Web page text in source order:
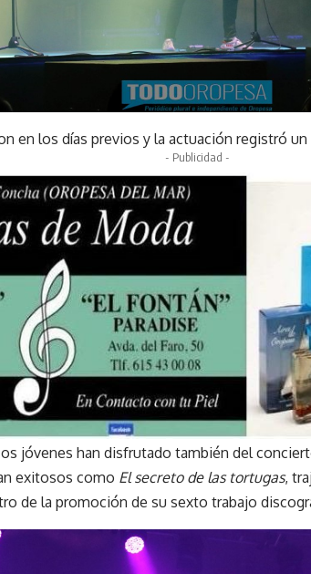
en los días previos y la actuación registró
- Publicidad -
jóvenes han disfrutado también del
exitosos como El secreto de las tortugas,
de la promoción de su sexto trabajo